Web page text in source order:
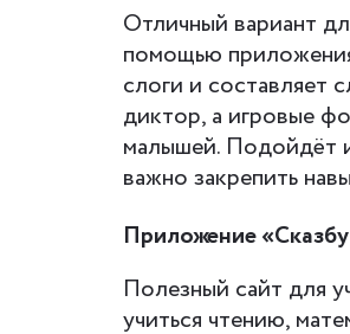
Отличный вариант
помощью
слоги и составляет
диктор, а игровые
малышей. Подойдёт
важно закрепить
Приложение
Полезный сайт для
учиться чтению,